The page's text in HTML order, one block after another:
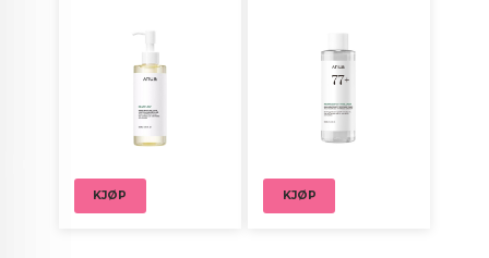
KJØP KJØP